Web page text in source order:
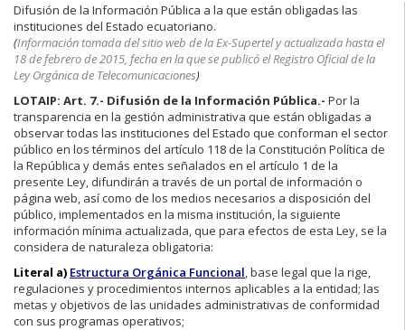
Difusión de la Información Pública a la que están obligadas las
instituciones del Estado ecuatoriano.
(Información tomada del sitio web de la Ex-Supertel y actualizada hasta el
18 de febrero de 2015, fecha en la que se publicó el Registro Oficial de la
Ley Orgánica de Telecomunicaciones)
LOTAIP: Art. 7.- Difusión de la Información Pública.- Por la
transparencia en la gestión administrativa que están obligadas a
observar todas las instituciones del Estado que conforman el sector
público en los términos del artículo 118 de la Constitución Política de
la República y demás entes señalados en el artículo 1 de la
presente Ley, difundirán a través de un portal de información o
página web, así como de los medios necesarios a disposición del
público, implementados en la misma institución, la siguiente
información mínima actualizada, que para efectos de esta Ley, se la
considera de naturaleza obligatoria:
Literal a) Estructura Orgánica Funcional, base legal que la rige,
regulaciones y procedimientos internos aplicables a la entidad; las
metas y objetivos de las unidades administrativas de conformidad
con sus programas operativos;